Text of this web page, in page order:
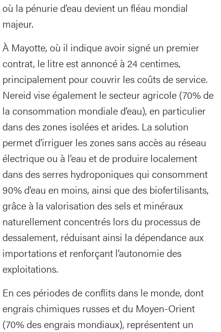
où la pénurie d’eau devient un fléau mondial
majeur.
À Mayotte, où il indique avoir signé un premier
contrat, le litre est annoncé à 24 centimes,
principalement pour couvrir les coûts de service.
Nereid vise également le secteur agricole (70% de
la consommation mondiale d’eau), en particulier
dans des zones isolées et arides. La solution
permet d’irriguer les zones sans accès au réseau
électrique ou à l’eau et de produire localement
dans des serres hydroponiques qui consomment
90% d’eau en moins, ainsi que des biofertilisants,
grâce à la valorisation des sels et minéraux
naturellement concentrés lors du processus de
dessalement, réduisant ainsi la dépendance aux
importations et renforçant l’autonomie des
exploitations.
En ces périodes de conflits dans le monde, dont
engrais chimiques russes et du Moyen-Orient
(70% des engrais mondiaux), représentent un